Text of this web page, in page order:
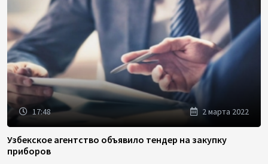
17:48 2 марта 2022
Узбекское агентство объявило тендер на закупку
приборов